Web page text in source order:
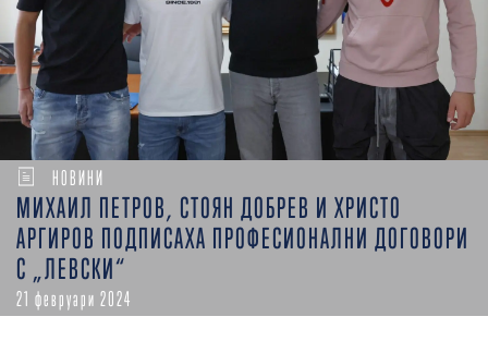
НОВИНИ
МИХАИЛ ПЕТРОВ, СТОЯН ДОБРЕВ И ХРИСТО
АРГИРОВ ПОДПИСАХА ПРОФЕСИОНАЛНИ ДОГОВОРИ
С „ЛЕВСКИ“
21 февруари 2024